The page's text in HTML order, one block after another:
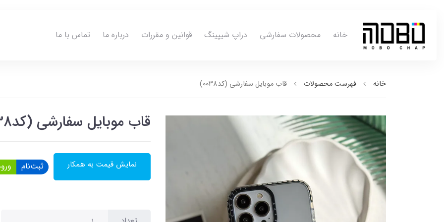
خانه محصولات سفارشی دراپ شیپینگ قوانین و مقررات درباره ما تماس با ما
خانه فهرست محصولات قاب موبایل سفارشی (کد0038)
قاب موبایل سفارشی (کد0038)
نمایش قیمت به همکار ثبت‌نام